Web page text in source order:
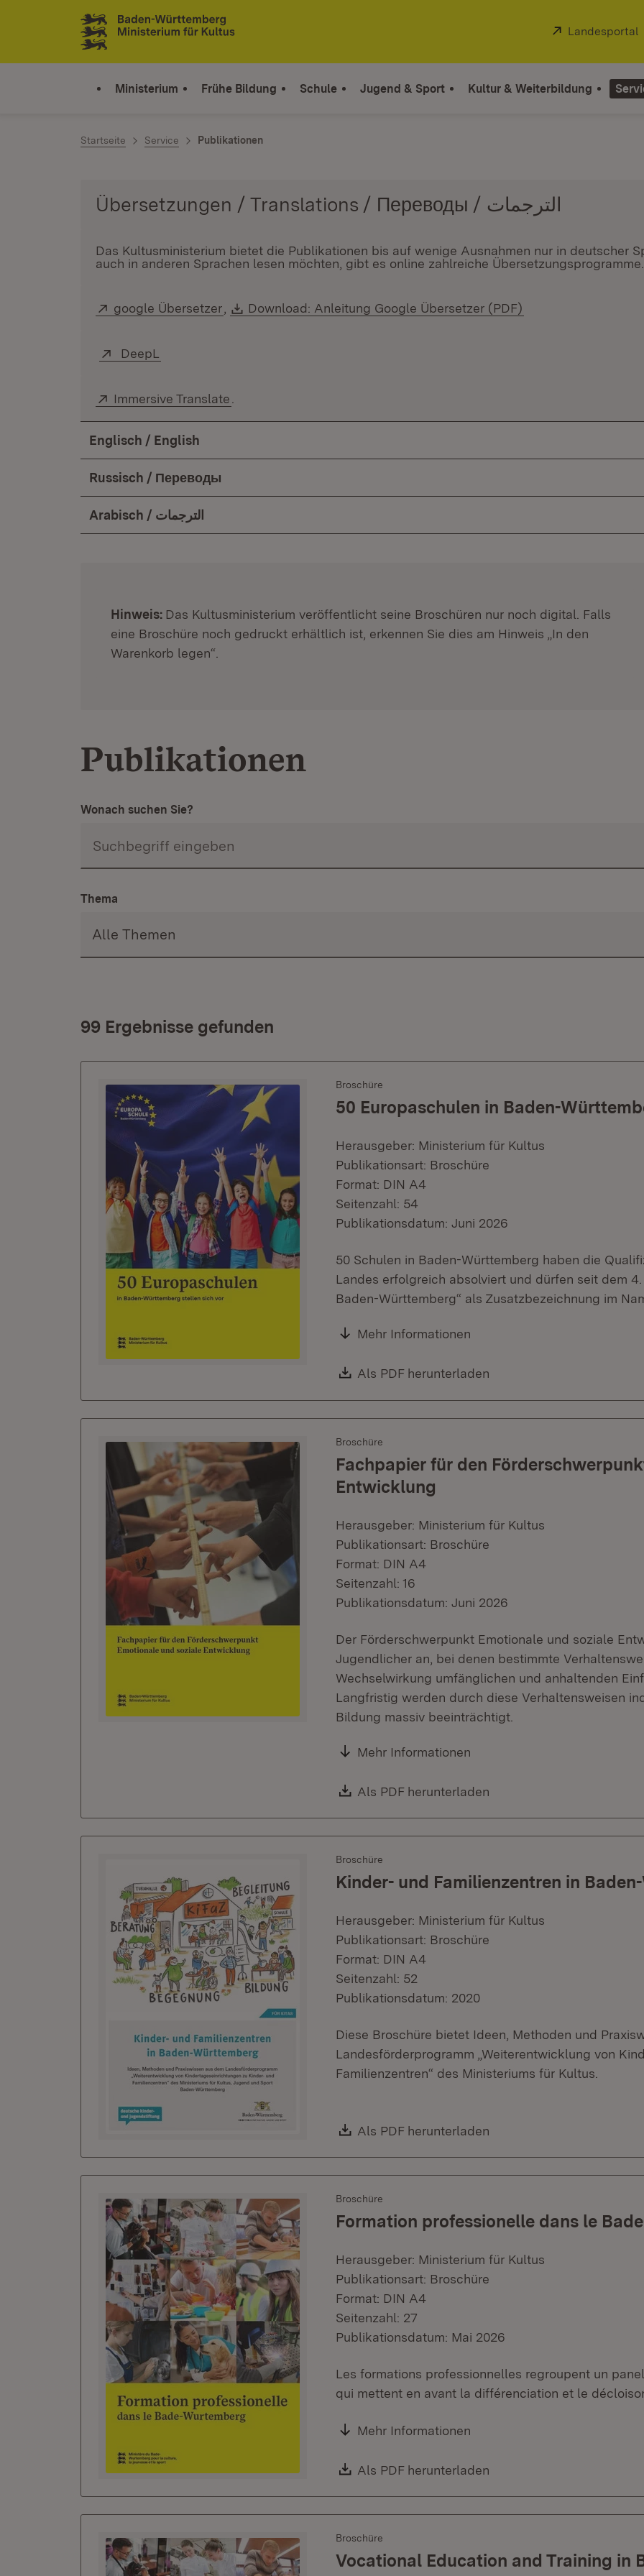
Zum Inhalt springen
Link zur Startseite
Extern:
Landesportal
Ministerium Frühe Bildung Schule Jugend & Sport Kultur & Weiterbildung
Startseite Service Publikationen
Übersetzungen / Translations / Переводы / الترجمات
Das Kultusministerium bietet die Publikationen bis auf wenige Ausnahmen nur in deutscher
auch in anderen Sprachen lesen möchten, gibt es online zahlreiche
Extern:
google Übersetzer (Öffnet in neuem Fenster)
Download:
Download: Anleitung Google Übersetzer (PDF)
Extern:
DeepL
Extern:
Immersive Translate
Englisch / English
Russisch / Переводы
Arabisch / الترجمات
Hinweis: Das Kultusministerium veröffentlicht seine Broschüren nur noch digital. Falls
eine Broschüre noch gedruckt erhältlich ist, erkennen Sie dies am Hinweis „In den
Warenkorb legen“.
Publikationen
Wonach suchen Sie?
Thema
99 Ergebnisse gefunden
Broschüre
50 Europaschulen in Baden-
Herausgeber: Ministerium für Kultus
Publikationsart: Broschüre
Format: DIN A4
Seitenzahl: 54
Publikationsdatum: Juni 2026
50 Schulen in Baden-Württemberg haben die
Landes erfolgreich absolviert und dürfen seit dem
Baden-Württemberg“ als Zusatzbezeichnung im
Mehr Informationen
Download:
Als PDF herunterladen
Broschüre
Fachpapier für den
Entwicklung
Herausgeber: Ministerium für Kultus
Publikationsart: Broschüre
Format: DIN A4
Seitenzahl: 16
Publikationsdatum: Juni 2026
Der Förderschwerpunkt Emotionale und soziale
Jugendlicher an, bei denen bestimmte
Wechselwirkung umfänglichen und anhaltenden
Langfristig werden durch diese Verhaltensweisen
Bildung massiv beeinträchtigt.
Mehr Informationen
Download:
Als PDF herunterladen
Broschüre
Kinder- und Familienzentren in
Herausgeber: Ministerium für Kultus
Publikationsart: Broschüre
Format: DIN A4
Seitenzahl: 52
Publikationsdatum: 2020
Diese Broschüre bietet Ideen, Methoden und
Landesförderprogramm „Weiterentwicklung von
Familienzentren“ des Ministeriums für Kultus.
Download:
Als PDF herunterladen
Broschüre
Formation professionelle dans le
Herausgeber: Ministerium für Kultus
Publikationsart: Broschüre
Format: DIN A4
Seitenzahl: 27
Publikationsdatum: Mai 2026
Les formations professionnelles regroupent un
qui mettent en avant la différenciation et le
Mehr Informationen
Download:
Als PDF herunterladen
Broschüre
Vocational Education and Training in